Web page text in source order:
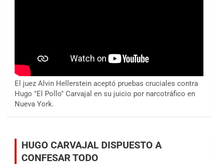
El juez Alvin Hellerstein aceptó pruebas cruciales contra
Hugo "El Pollo" Carvajal en su juicio por narcotráfico en
Nueva York.
HUGO CARVAJAL DISPUESTO A
CONFESAR TODO